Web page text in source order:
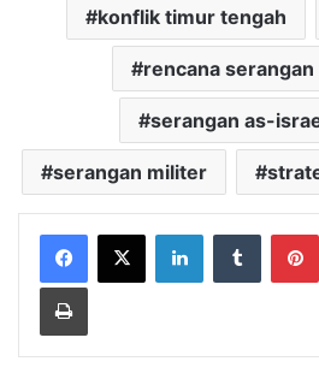
konflik timur tengah
rencana
serangan as-
serangan militer
LinkedInTumblr
Print